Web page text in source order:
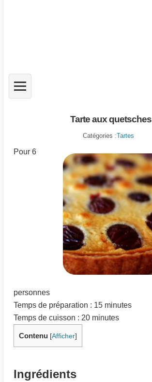
Tarte aux quetsches
Catégories :Tartes
Pour 6
personnes
Temps de préparation : 15 minutes
Temps de cuisson : 20 minutes
Contenu [Afficher]
Ingrédients